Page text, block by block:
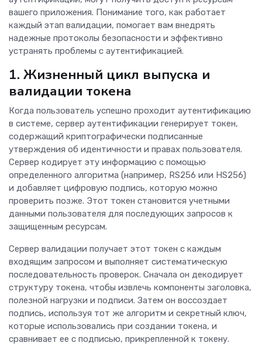
вашего приложения. Понимание того, как работает
каждый этап валидации, помогает вам внедрять
надежные протоколы безопасности и эффективно
устранять проблемы с аутентификацией.
1. Жизненный цикл выпуска и
валидации токена
Когда пользователь успешно проходит аутентификацию
в системе, сервер аутентификации генерирует токен,
содержащий криптографически подписанные
утверждения об идентичности и правах пользователя.
Сервер кодирует эту информацию с помощью
определенного алгоритма (например, RS256 или HS256)
и добавляет цифровую подпись, которую можно
проверить позже. Этот токен становится учетными
данными пользователя для последующих запросов к
защищенным ресурсам.
Сервер валидации получает этот токен с каждым
входящим запросом и выполняет систематическую
последовательность проверок. Сначала он декодирует
структуру токена, чтобы извлечь компоненты заголовка,
полезной нагрузки и подписи. Затем он воссоздает
подпись, используя тот же алгоритм и секретный ключ,
которые использовались при создании токена, и
сравнивает ее с подписью, прикрепленной к токену.